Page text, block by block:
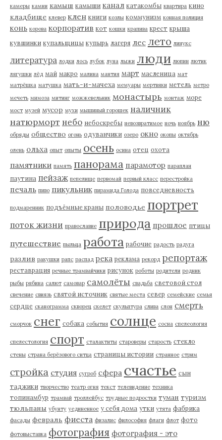
камеры камни камыш камыши канал катакомбы квартира кино
кладбище клевер клен книги козлы коммунизм конная полиция
конь корова корпоратив кот кошки крапива крест крыша
кувшинки купальщицы купырь лагеря лес лето линукс
литература лодки лось лубок луна лыжи люди люпин лютик
лягушки лёд май макро малина мантия март масленица мат
матрёшка матушка мать-и-мачеха мемуары мертвяки метель метро
мечеть мимоза митинг можжевельник монастырь монтаж море
мост музей мусор мухи мышиный горошек наличник
натюрморт небо небоскребы невозвратимое ночь ноябрь ню
обряды общество огонь одуванчики озеро окно окопы октябрь
олень ольха опыт опыты осень осина отец охота
памятники память панорама парамотор параплан
паутина пейзаж пепелище первомай первый класс перестройка
печаль пиво пикульник пирамида Голода повседневность
подмаренник подъёмные краны половодье портрет
поток жизни православие природа прошлое птицы
путешествие пыльца работа рабочие радость радуга
разлив ракушки рапс распад река реклама рекорд репортаж
реставрация речные трамвайчики рисунок роботы родители родник
рыбы рябина салют самовар самолёты свадьба световой стол
свечение свиязь святой источник святые места север семейские семья
сердце сканограмма скворец скелет скульптура слива слон смерть
сморчок снег собака события солнце сосна спелеология
спелестология спорт сталактиты староверы старость стекло
стены страна берёзового ситца страницы истории странное стрим
стройка студия сугроб сфера счастье сын
таджики творчество театр огня текст телевидение техника
топинамбур трамвай троллейбус трудные подростки туман туризм
тюльпаны убунту уединенное у себя дома утки утята фабрика
фасады февраль фиеста физалис философия флаги флот фото
фотовыставка фотография фотография - это